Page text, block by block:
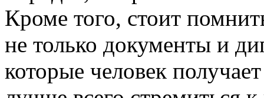
Кроме того, стоит
не только документы и
которые человек